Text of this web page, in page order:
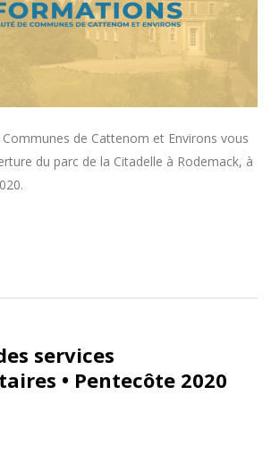
de Cattenom et Environs vous
du parc de la Citadelle à Rodemack, à
services
• Pentecôte 2020